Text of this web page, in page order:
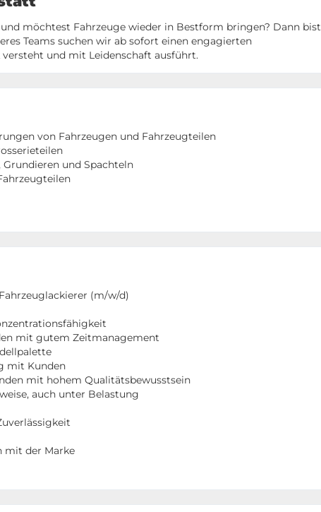
möchtest Fahrzeuge wieder in Bestform bringen? Dann bist
Teams suchen wir ab sofort einen engagierten
und mit Leidenschaft ausführt.
von Fahrzeugen und Fahrzeugteilen
und Spachteln
(m/w/d)
mit gutem Zeitmanagement
mit Kunden
mit hohem Qualitätsbewusstsein
auch unter Belastung
mit der Marke